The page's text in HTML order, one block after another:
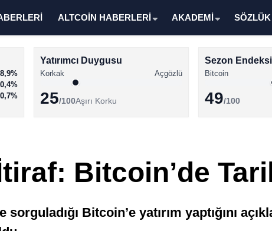
ALTCOİN HABERLERİ AKADEMİ SÖZLÜK
Yatırımcı Duygusu
Korkak Açgözlü
25/100Aşırı Korku
Sezon Endeksi
Bitcoin
49/100
Bitcoin’de
Bitcoin’e yatırım yaptığını